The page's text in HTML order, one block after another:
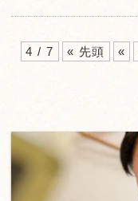
4 / 7 « 先頭 «